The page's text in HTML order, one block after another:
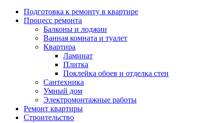
Подготовка к ремонту в квартире
Процесс ремонта
Балконы и лоджии
Ванная комната и туалет
Квартира
Ламинат
Плитка
Поклейка обоев и отделка стен
Сантехника
Умный дом
Электромонтажные работы
Ремонт квартиры
Строительство